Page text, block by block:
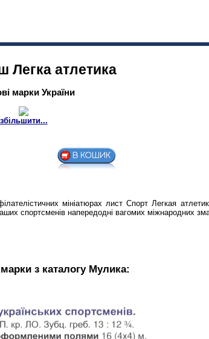
Легка атлетика
марки України
збільшити...
мініатюрах лист Спорт Легкая
спортсменів напередодні вагомих міжнародних
з каталогу Мулика: